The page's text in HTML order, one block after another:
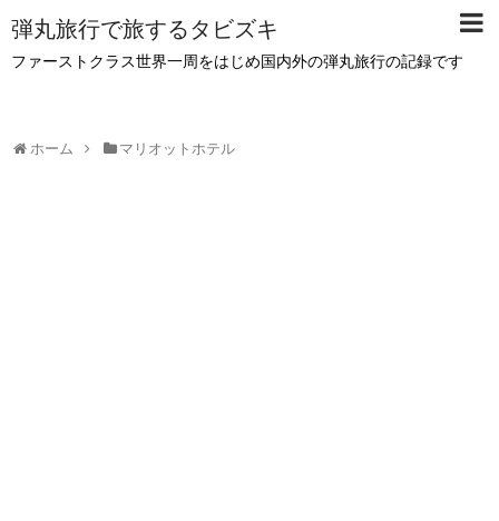
弾丸旅行で旅するタビズキ
ファーストクラス世界一周をはじめ国内外の弾丸旅行の記録です
ホーム マリオットホテル